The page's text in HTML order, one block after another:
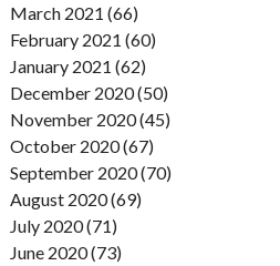
March 2021 (66)
February 2021 (60)
January 2021 (62)
December 2020 (50)
November 2020 (45)
October 2020 (67)
September 2020 (70)
August 2020 (69)
July 2020 (71)
June 2020 (73)